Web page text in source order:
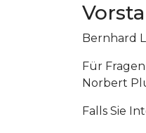
Bernhard
Für
Norbert
Falls Sie